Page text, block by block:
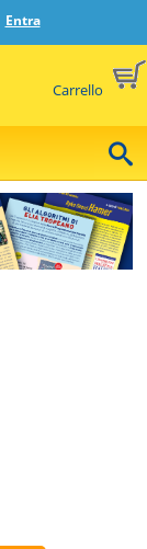
Entra
Carrello